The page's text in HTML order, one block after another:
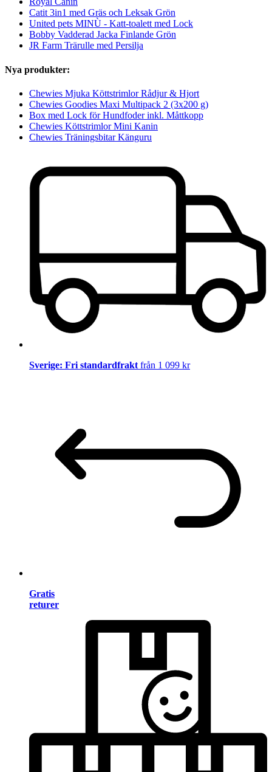
Catit 3in1 med Gräs och Leksak Grön
United pets MINÙ - Katt-toalett med Lock
Bobby Vadderad Jacka Finlande Grön
JR Farm Trärulle med Persilja
Nya produkter:
Chewies Mjuka Köttstrimlor Rådjur & Hjort
Chewies Goodies Maxi Multipack 2 (3x200 g)
Box med Lock för Hundfoder inkl. Måttkopp
Chewies Köttstrimlor Mini Kanin
Chewies Träningsbitar Känguru
Sverige: Fri standardfrakt från 1 099 kr
Gratis
returer